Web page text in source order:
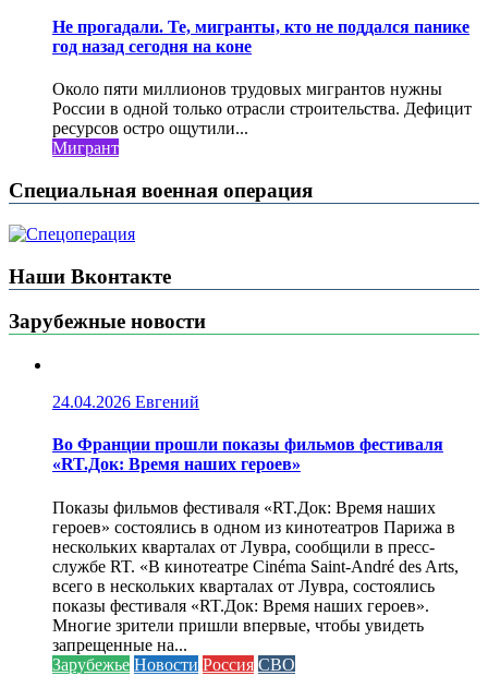
Не прогадали. Те, мигранты, кто не поддался панике
год назад сегодня на коне
Около пяти миллионов трудовых мигрантов нужны
России в одной только отрасли строительства. Дефицит
ресурсов остро ощутили...
Мигрант
Специальная военная операция
Наши Вконтакте
Зарубежные новости
24.04.2026 Евгений
Во Франции прошли показы фильмов фестиваля
«RT.Док: Время наших героев»
Показы фильмов фестиваля «RT.Док: Время наших
героев» состоялись в одном из кинотеатров Парижа в
нескольких кварталах от Лувра, сообщили в пресс-
службе RT. «В кинотеатре Cinéma Saint-André des Arts,
всего в нескольких кварталах от Лувра, состоялись
показы фестиваля «RT.Док: Время наших героев».
Многие зрители пришли впервые, чтобы увидеть
запрещенные на...
Зарубежье Новости Россия СВО